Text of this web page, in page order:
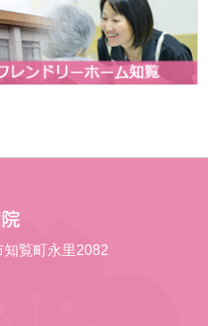
覧町永里2082